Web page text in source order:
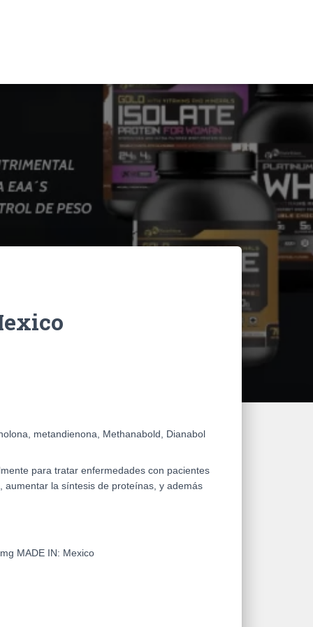
metandienona, Methanabold, Dianabol
para tratar enfermedades con pacientes
aumentar la síntesis de proteínas, y además
MADE IN: Mexico